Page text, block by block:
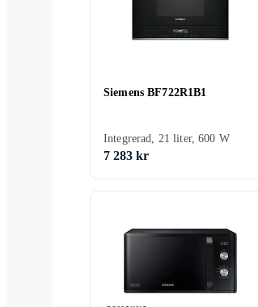
Siemens BF722R1B1
Integrerad, 21 liter, 600 W
7 283 kr